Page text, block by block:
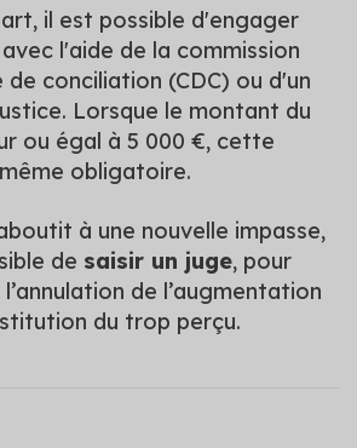
il est possible d'engager
l'aide de la commission
conciliation (CDC) ou d'un
Lorsque le montant du
ou égal à 5 000 €, cette
obligatoire.
à une nouvelle impasse,
de saisir un juge, pour
de l’augmentation
du trop perçu.